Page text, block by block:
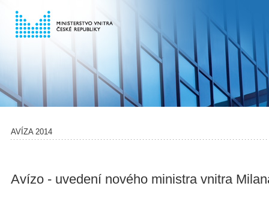
AVÍZA 2014
Avízo - uvedení nového ministra vnitra